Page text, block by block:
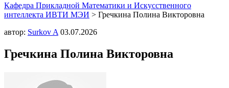
Кафедра Прикладной Математики и Искусственного
интеллекта ИВТИ МЭИ > Гречкина Полина Викторовна
автор: Surkov A 03.07.2026
Гречкина Полина Викторовна